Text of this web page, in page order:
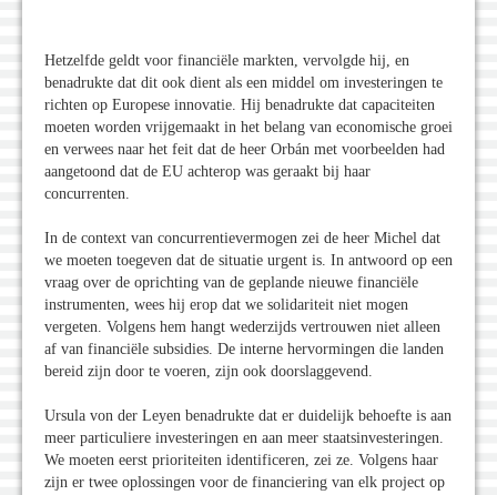
Hetzelfde geldt voor financiële markten, vervolgde hij, en
benadrukte dat dit ook dient als een middel om investeringen te
richten op Europese innovatie. Hij benadrukte dat capaciteiten
moeten worden vrijgemaakt in het belang van economische groei
en verwees naar het feit dat de heer Orbán met voorbeelden had
aangetoond dat de EU achterop was geraakt bij haar
concurrenten.
In de context van concurrentievermogen zei de heer Michel dat
we moeten toegeven dat de situatie urgent is. In antwoord op een
vraag over de oprichting van de geplande nieuwe financiële
instrumenten, wees hij erop dat we solidariteit niet mogen
vergeten. Volgens hem hangt wederzijds vertrouwen niet alleen
af ​​van financiële subsidies. De interne hervormingen die landen
bereid zijn door te voeren, zijn ook doorslaggevend.
Ursula von der Leyen benadrukte dat er duidelijk behoefte is aan
meer particuliere investeringen en aan meer staatsinvesteringen.
We moeten eerst prioriteiten identificeren, zei ze. Volgens haar
zijn er twee oplossingen voor de financiering van elk project op